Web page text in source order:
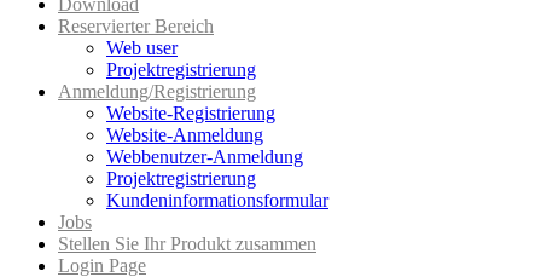
Download
Reservierter Bereich
Web user
Projektregistrierung
Anmeldung/Registrierung
Website-Registrierung
Website-Anmeldung
Webbenutzer-Anmeldung
Projektregistrierung
Kundeninformationsformular
Jobs
Stellen Sie Ihr Produkt zusammen
Login Page